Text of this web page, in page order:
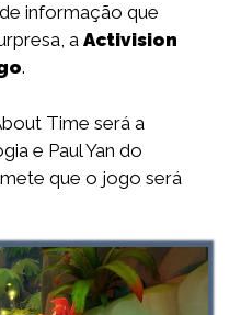
informação que
a Activision
.
Time será a
e Paul Yan do
que o jogo será